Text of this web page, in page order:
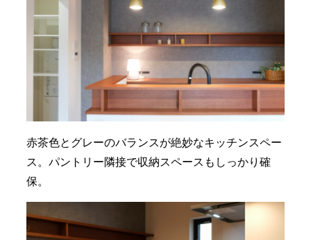
赤茶色とグレーのバランスが絶妙なキッチンスペー
ス。パントリー隣接で収納スペースもしっかり確
保。